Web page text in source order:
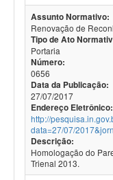
Assunto Normativo:
Renovação de
Tipo de Ato
Portaria
Número:
0656
Data da Publicação:
27/07/2017
Endereço Eletrônico:
http://
data=27/07/
Descrição:
Homologação do
Trienal 2013.